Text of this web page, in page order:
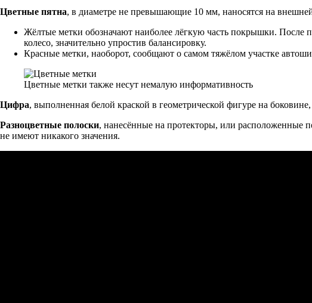
Цветные пятна, в диаметре не превышающие 10 мм, наносятся на
Жёлтые метки обозначают наиболее лёгкую часть покрышки. После
колесо, значительно упростив балансировку.
Красные метки, наоборот, сообщают о самом тяжёлом участке
Цветные метки также несут немалую информативность
Цифра, выполненная белой краской в геометрической фигуре на
Разноцветные полоски, нанесённые на протекторы, или расположенные
не имеют никакого значения.